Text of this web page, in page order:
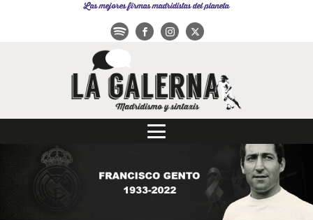
Las mejores firmas madridistas del planeta